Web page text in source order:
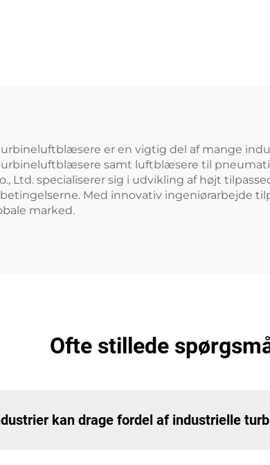
er en vigtig del af mange
samt luftblæsere til
Ltd. specialiserer sig i udvikling af højt
Med innovativ ingeniørarbejde
marked.
Ofte stillede
kan drage fordel af industrielle